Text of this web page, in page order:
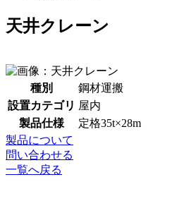
天井クレーン
種別
鋼材運搬
設置カテゴリ 屋内
製品仕様
定格35t×28m
製品について
問い合わせる
一覧へ戻る